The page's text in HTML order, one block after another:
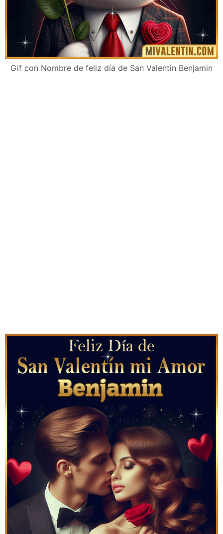
Gif con Nombre de feliz día de San Valentin Benjamin